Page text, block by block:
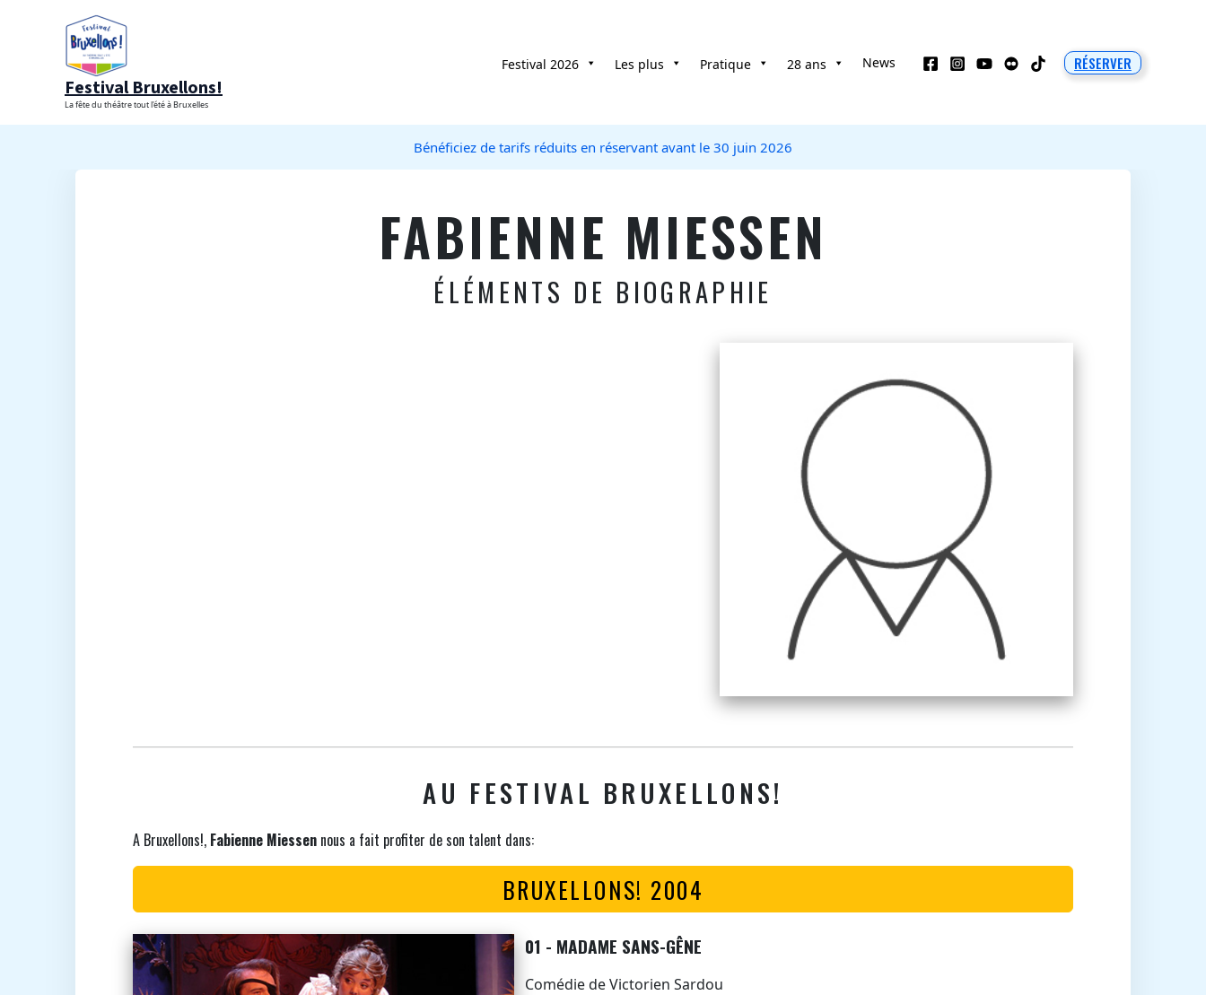
Festival Bruxellons!
La fête du théâtre tout l'été à Bruxelles
Festival 2026 Les plus Pratique 28 ans News RÉSERVER
Bénéficiez de tarifs réduits en réservant avant le 30 juin 2026
FABIENNE MIESSEN
ÉLÉMENTS DE BIOGRAPHIE
AU FESTIVAL BRUXELLONS!
A Bruxellons!, Fabienne Miessen nous a fait profiter de son talent dans:
BRUXELLONS! 2004
01 - MADAME SANS-GÊNE
Comédie de Victorien Sardou